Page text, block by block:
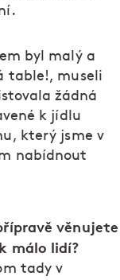
byl malý a
table!, museli
žádná
k jídlu
který jsme v
nabídnout
věnujete
málo lidí?
tady v